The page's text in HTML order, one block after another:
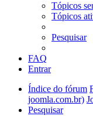
Tópicos
Tópicos
Pesquisar
FAQ
Entrar
Índice do fórum
joomla.com.br)
Pesquisar